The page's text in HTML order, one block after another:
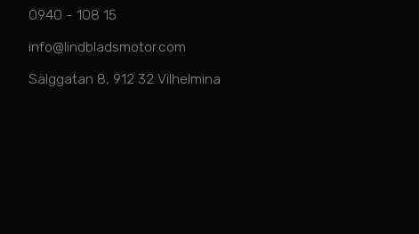
0940 - 108 15
info@lindbladsmotor.com
Sälggatan 8, 912 32 Vilhelmina